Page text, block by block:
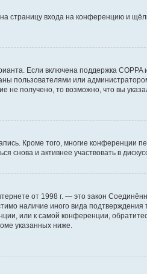
страницу входа на конференцию и
Если включена поддержка
пользователями или
получено, то возможно, что вы
Кроме того, многие
снова и активнее участвовать в
от 1998 г. — это закон
наличие иного вида
или к самой конференции,
указанных ниже.